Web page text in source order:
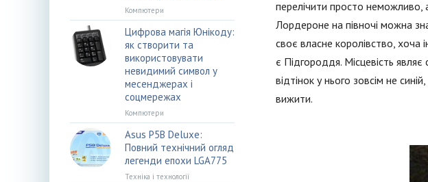
перелічити просто неможливо,
Лордероне на півночі можна
своє власне королівство, хоча
є Підгороддя. Місцевість
відтінок у нього зовсім не
вижити.
Компютери
Цифрова магія Юнікоду:
як створити та
використовувати
невидимий символ у
месенджерах і
соцмережах
Компютери
Asus P5B Deluxe:
Повний технічний огляд
легенди епохи LGA775
Техніка і технології